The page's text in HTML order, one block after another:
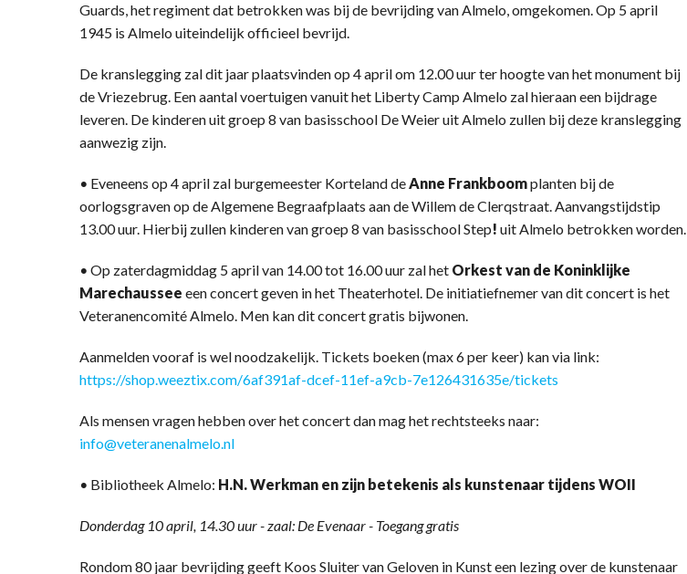
Guards, het regiment dat betrokken was bij de bevrijding van Almelo, omgekomen. Op 5 april
1945 is Almelo uiteindelijk officieel bevrijd.
De kranslegging zal dit jaar plaatsvinden op 4 april om 12.00 uur ter hoogte van het monument bij
de Vriezebrug. Een aantal voertuigen vanuit het Liberty Camp Almelo zal hieraan een bijdrage
leveren. De kinderen uit groep 8 van basisschool De Weier uit Almelo zullen bij deze kranslegging
aanwezig zijn.
• Eveneens op 4 april zal burgemeester Korteland deAnne Frankboomplanten bij de
oorlogsgraven op de Algemene Begraafplaats aan de Willem de Clerqstraat. Aanvangstijdstip
13.00 uur. Hierbij zullen kinderen van groep 8 van basisschool Step! uit Almelo betrokken worden.
• Op zaterdagmiddag 5 april van 14.00 tot 16.00 uur zal het Orkest van de Koninklijke
Marechaussee een concert geven in het Theaterhotel. De initiatiefnemer van dit concert is het
Veteranencomité Almelo. Men kan dit concert gratis bijwonen.
Aanmelden vooraf is wel noodzakelijk. Tickets boeken (max 6 per keer) kan via link:
https://shop.weeztix.com/6af391af-dcef-11ef-a9cb-7e126431635e/tickets
Als mensen vragen hebben over het concert dan mag het rechtsteeks naar:
info@veteranenalmelo.nl
• Bibliotheek Almelo: H.N. Werkman en zijn betekenis als kunstenaar tijdens WOII
Donderdag 10 april, 14.30 uur - zaal: De Evenaar - Toegang gratis
Rondom 80 jaar bevrijding geeft Koos Sluiter van Geloven in Kunst een lezing over de kunstenaar